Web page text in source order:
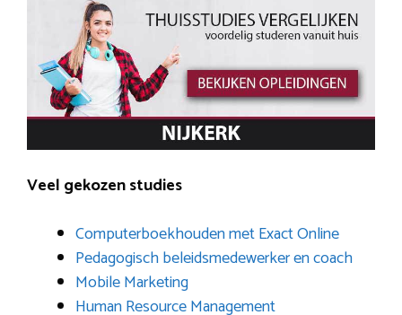
Veel gekozen studies
Computerboekhouden met Exact Online
Pedagogisch beleidsmedewerker en coach
Mobile Marketing
Human Resource Management